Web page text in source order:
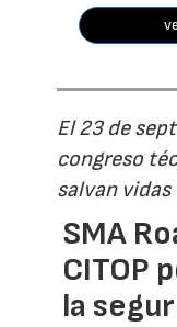
El 23 de
congreso
salvan
SMA
CITOP
la